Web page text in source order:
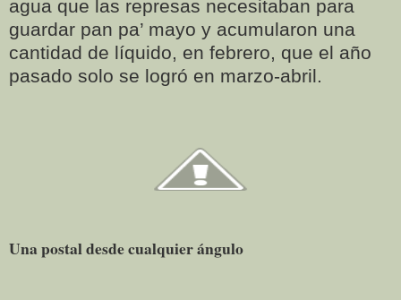
agua que las represas necesitaban para
guardar pan pa’ mayo y acumularon una
cantidad de líquido, en febrero, que el año
pasado solo se logró en marzo-abril.
Una postal desde cualquier ángulo